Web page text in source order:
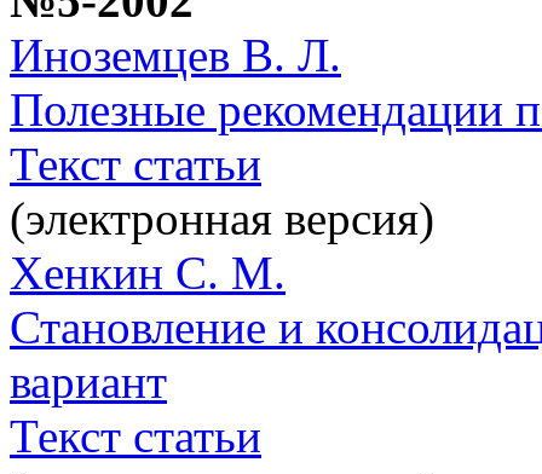
Иноземцев В. Л.
Полезные рекомендации
Текст статьи
(электронная версия)
Хенкин С. М.
Становление и
вариант
Текст статьи